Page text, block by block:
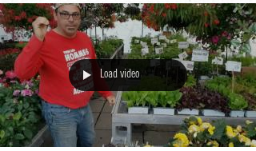
Load video